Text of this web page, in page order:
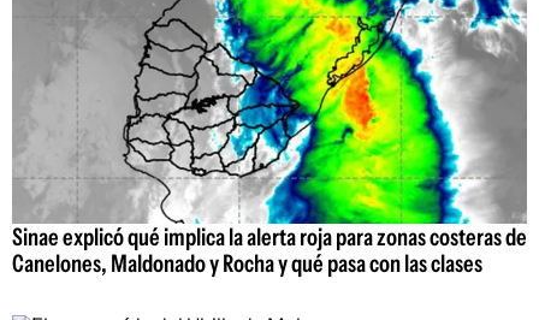
Sinae explicó qué implica la alerta roja para zonas costeras de
Canelones, Maldonado y Rocha y qué pasa con las clases